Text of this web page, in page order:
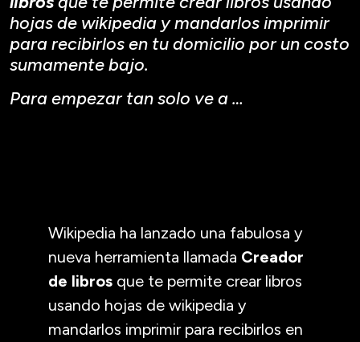
hojas de wikipedia y mandarlos imprimir
para recibirlos en tu domicilio por un costo
sumamente bajo.
Para empezar tan solo ve a …
Wikipedia ha lanzado una fabulosa y
nueva herramienta llamada Creador
de libros que te permite crear libros
usando hojas de wikipedia y
mandarlos imprimir para recibirlos en